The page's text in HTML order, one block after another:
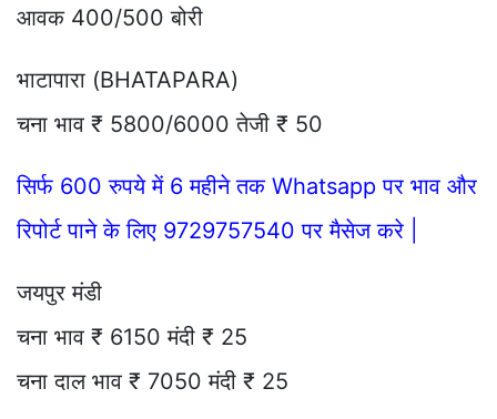
आवक 400/500 बोरी
भाटापारा (BHATAPARA)
चना भाव ₹ 5800/6000 तेजी ₹ 50
सिर्फ 600 रुपये में 6 महीने तक Whatsapp पर भाव और
रिपोर्ट पाने के लिए 9729757540 पर मैसेज करे |
जयपुर मंडी
चना भाव ₹ 6150 मंदी ₹ 25
चना दाल भाव ₹ 7050 मंदी ₹ 25